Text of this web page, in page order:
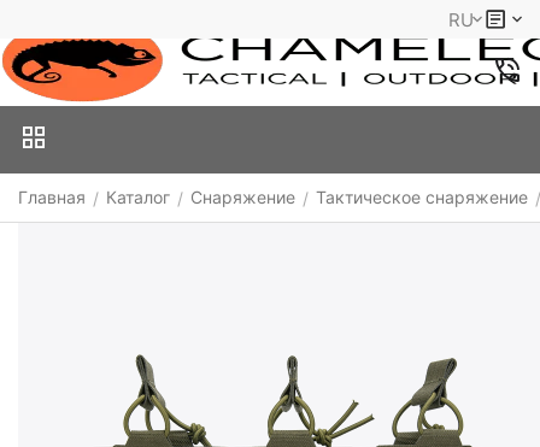
RU
Главная / Каталог / Снаряжение / Тактическое снаряжение /